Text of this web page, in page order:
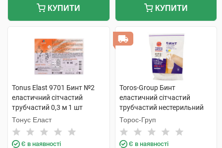
КУПИТИ КУПИТИ
Tonus Elast 9701 Бинт №2
еластичний сітчастий
трубчастий 0,3 м 1 шт
Тонус Еласт
Є в наявності
Toros-Group Бинт
еластичний сітчастий
трубчастий нестерильний
50х3 см коліно 1 шт
Торос-Груп
Є в наявності